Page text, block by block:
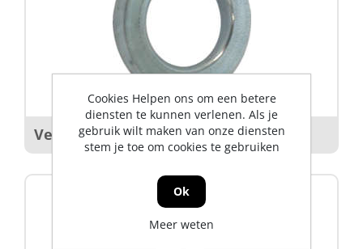
Veerringen
Cookies Helpen ons om een betere
diensten te kunnen verlenen. Als je
gebruik wilt maken van onze diensten
stem je toe om cookies te gebruiken
Ok
Meer weten